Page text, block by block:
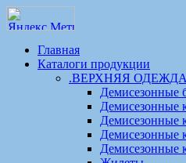
Главная
Каталоги продукции
.ВЕРХНЯЯ ОДЕЖДА
Демисезонные
Демисезонные
Демисезонные
Демисезонные
Демисезонные